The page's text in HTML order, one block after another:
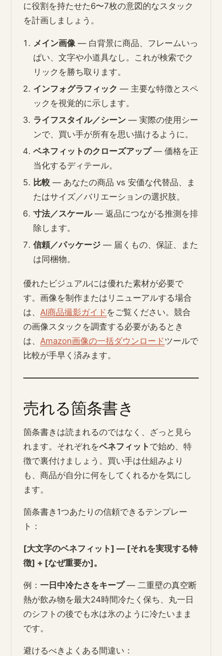
に役割を持たせた6〜7枚の意図的なスタック
を計画しましょう。
メイン画像 — 白背景に商品、フレームいっ
ぱい、文字や小道具なし。これが検索でク
リックを勝ち取ります。
インフォグラフィック — 主要な特徴とスペ
ックを視覚的に示します。
ライフスタイル／シーン — 実際の使用シー
ンで、買い手が所有を思い描けるように。
ベネフィットのクローズアップ— 価格を正
当化するディテール。
比較 — あなたの商品 vs 安価な代替品、ま
たはサイズ／バリエーションの選択肢。
寸法／スケール— 返品につながる推測を排
除します。
信頼／パッケージ — 届くもの、保証、また
は同梱物。
優れたビジュアルには優れた素材が必要で
す。画像を制作またはリニューアルする場合
は、 AI商品撮影ガイド をご覧ください。競合
の画像スタックを調査する必要があるとき
は、 Amazon画像の一括ダウンロードツールで
比較が手早く済みます。
売れる箇条書き
箇条書きは読まれるのではなく、ざっと見ら
れます。それぞれをベネフィット で始め、特
徴で裏付けましょう。買い手は仕組みより
も、商品が自分に何をしてくれるかを気にし
ます。
箇条書き1つあたりの信頼できるテンプレー
ト：
[大文字のベネフィット] — [それを実現する特
徴] + [なぜ重要か]。
例：一日中冷たさをキープ— 二重壁の真空断
熱が飲み物を最大24時間冷たく保ち、丸一日
のシフトの後でも水は氷のように冷たいまま
です。
避けるべきよくある間違い：